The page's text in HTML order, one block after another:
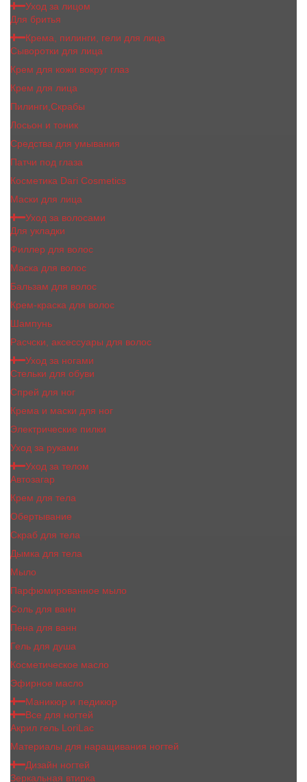
Уход за лицом
Для бритья
Крема, пилинги, гели для лица
Сыворотки для лица
Крем для кожи вокруг глаз
Крем для лица
Пилинги,Скрабы
Лосьон и тоник
Средства для умывания
Патчи под глаза
Косметика Dari Cosmetics
Маски для лица
Уход за волосами
Для укладки
Филлер для волос
Маска для волос
Бальзам для волос
Крем-краска для волос
Шампунь
Расчски, аксессуары для волос
Уход за ногами
Стельки для обуви
Спрей для ног
Крема и маски для ног
Электрические пилки
Уход за руками
Уход за телом
Автозагар
Крем для тела
Обертывание
Скраб для тела
Дымка для тела
Мыло
Парфюмированное мыло
Соль для ванн
Пена для ванн
Гель для душа
Косметическое масло
Эфирное масло
Маникюр и педикюр
Все для ногтей
Акрил гель LoriLac
Материалы для наращивания ногтей
Дизайн ногтей
Зеркальная втирка